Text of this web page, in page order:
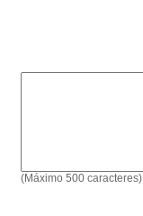
(Máximo 500 caracteres)